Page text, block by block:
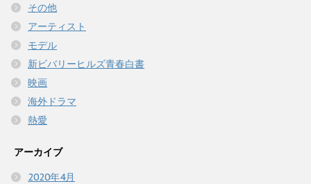
その他
アーティスト
モデル
新ビバリーヒルズ青春白書
映画
海外ドラマ
熱愛
アーカイブ
2020年4月